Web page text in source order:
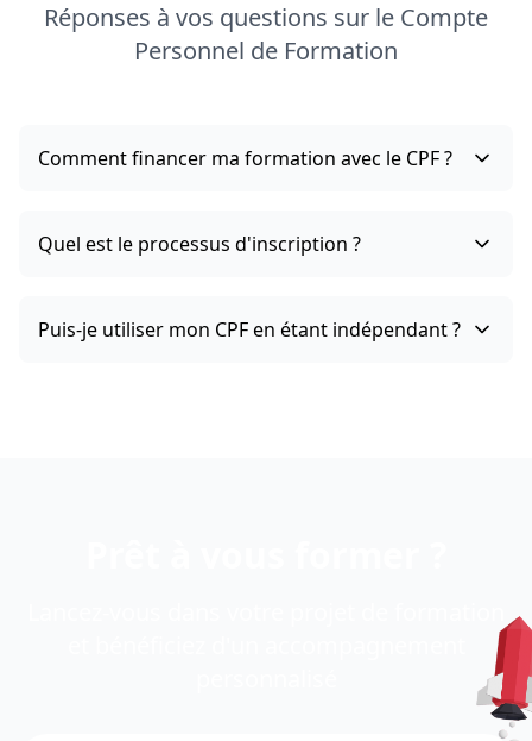
Réponses à vos questions sur le Compte
Personnel de Formation
Comment financer ma formation avec le CPF ?
Quel est le processus d'inscription ?
Puis-je utiliser mon CPF en étant indépendant ?